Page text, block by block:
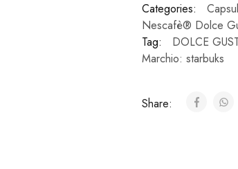
Categories:
Nescafè® Dolce
Tag:
DOLCE
Marchio: starbuks
Share: